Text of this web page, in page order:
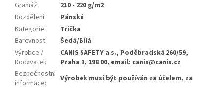
Gramáž:
210 - 220 g/m2
Rozdělení:
Pánské
Kategorie:
Trička
Barevnost:
Šedá/Bílá
Výrobce /
Dodavatel:
CANIS SAFETY a.s., Poděbradská 260/59,
Praha 9, 198 00, email: canis@canis.cz
Bezpečnostní
informace: Výrobek musí být používán za účelem, za